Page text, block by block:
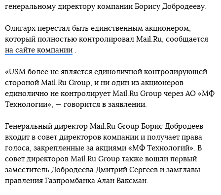
генеральному директору компании Борису Добродееву.
Олигарх перестал быть единственным акционером,
который полностью контролировал Mail.Ru, сообщается
на сайте компании .
«USM более не является единоличной контролирующей
стороной Mail.Ru Group, и ни один из акционеров
единолично не контролирует Mail.Ru Group через АО «МФ
Технологии», — говорится в заявлении.
Генеральный директор Mail.Ru Group Борис Добродеев
входит в совет директоров компании и получает права
голоса, закрепленные за акциями «МФ Технологий». В
совет директоров Mail.Ru Group также вошли первый
заместитель Добродеева Дмитрий Сергеев и замглавы
правления Газпромбанка Алан Ваксман.